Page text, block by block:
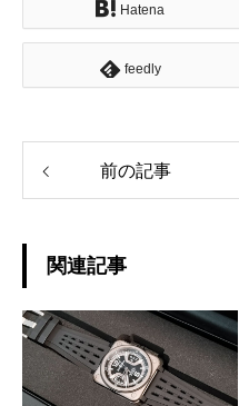
Hatena
feedly
前の記事
関連記事